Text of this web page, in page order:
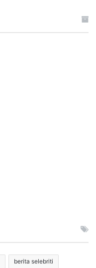
berita selebriti